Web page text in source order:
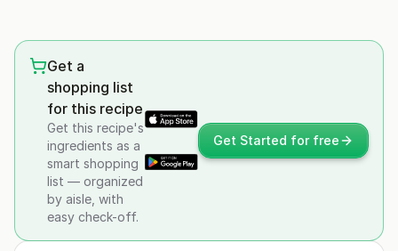
Get a
shopping list
for this recipe
Get this recipe's
ingredients as a
smart shopping
list — organized
by aisle, with
easy check-off.
Get Started for free